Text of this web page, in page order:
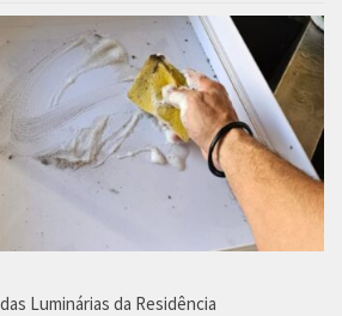
Luminárias da Residência